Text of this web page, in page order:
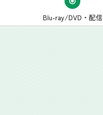
Blu-ray/DVD・配信